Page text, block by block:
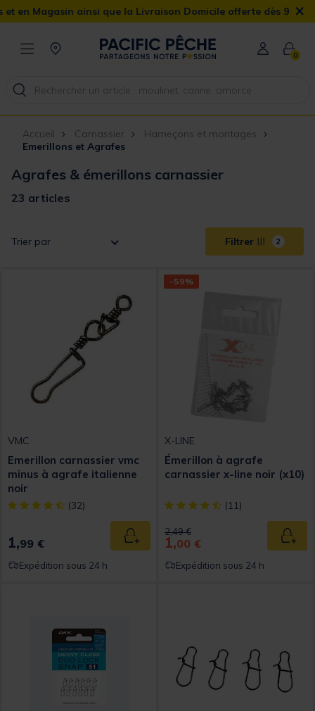
ainsi que la Livraison Domicile offerte dès 90€ ×
0
Accueil Carnassier
Hameçons et montages
Emerillons et Agrafes
Agrafes & émerillons carnassier
23 articles
Trier par Filtrer 2
VMC
Emerillon carnassier vmc
minus à agrafe italienne
noir
[object Object] out of 5 Customer Rating
(32)
1,99 € Ajouter au panier
Expédition sous 24 h
-59%
X-LINE
Émerillon à agrafe
carnassier x-line noir (x10)
[object Object] out of 5
(11)
Price reduced from
2,49 €to
1,00 €
Expédition sous 24 h